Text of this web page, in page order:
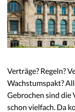
Verträge? Regeln?
Wachstumspakt?
Gebrochen sind die
schon vielfach. Da